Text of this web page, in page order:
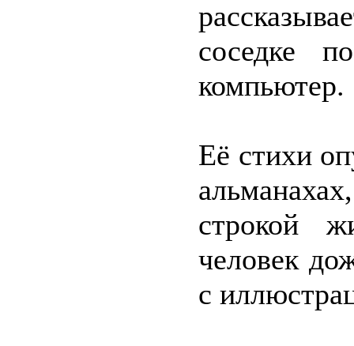
соседке
компьютер.
Её стихи
строкой
человек
с